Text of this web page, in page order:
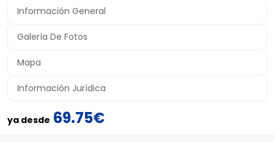
Información General
Galería De Fotos
Mapa
Información Jurídica
ya desde 69.75€